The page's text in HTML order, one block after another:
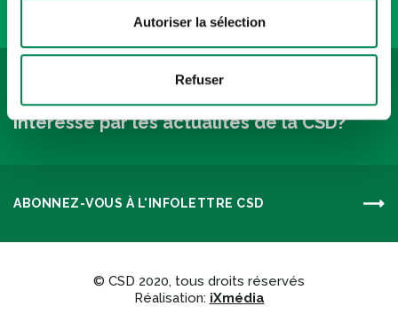
Autoriser la sélection
Refuser
Intéressé par les actualités de la CSD?
ABONNEZ-VOUS À L'INFOLETTRE CSD
© CSD 2020, tous droits réservés
Réalisation: iXmédia